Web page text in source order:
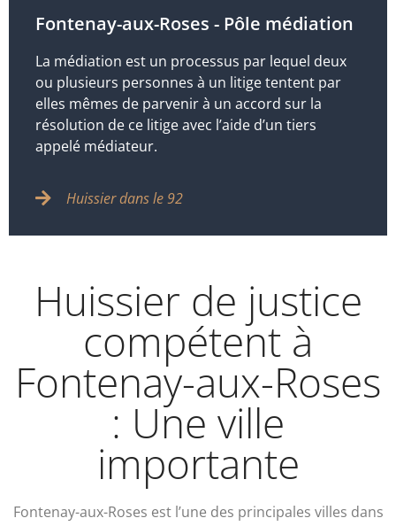
Fontenay-aux-Roses - Pôle médiation
La médiation est un processus par lequel deux
ou plusieurs personnes à un litige tentent par
elles mêmes de parvenir à un accord sur la
résolution de ce litige avec l’aide d’un tiers
appelé médiateur.
Huissier dans le 92
Huissier de justice
compétent à
Fontenay-aux-Roses
: Une ville
importante
Fontenay-aux-Roses est l’une des principales villes dans